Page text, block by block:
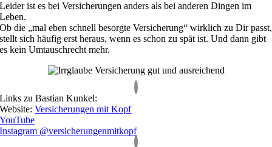
Leider ist es bei Versicherungen anders als bei anderen Dingen im
Leben.
Ob die „mal eben schnell besorgte Versicherung“ wirklich zu Dir passt,
stellt sich häufig erst heraus, wenn es schon zu spät ist. Und dann gibt
es kein Umtauschrecht mehr.
Links zu Bastian Kunkel:
Website:Versicherungen mit Kopf
YouTube
Instagram @versicherungenmitkopf